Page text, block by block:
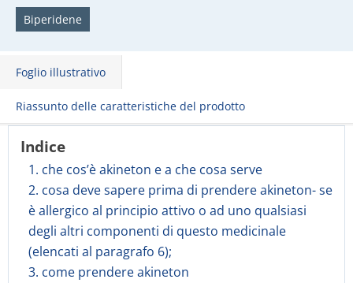
Biperidene
Foglio illustrativo
Riassunto delle caratteristiche del prodotto
Indice
1. che cos’è akineton e a che cosa serve
2. cosa deve sapere prima di prendere akineton- se
è allergico al principio attivo o ad uno qualsiasi
degli altri componenti di questo medicinale
(elencati al paragrafo 6);
3. come prendere akineton